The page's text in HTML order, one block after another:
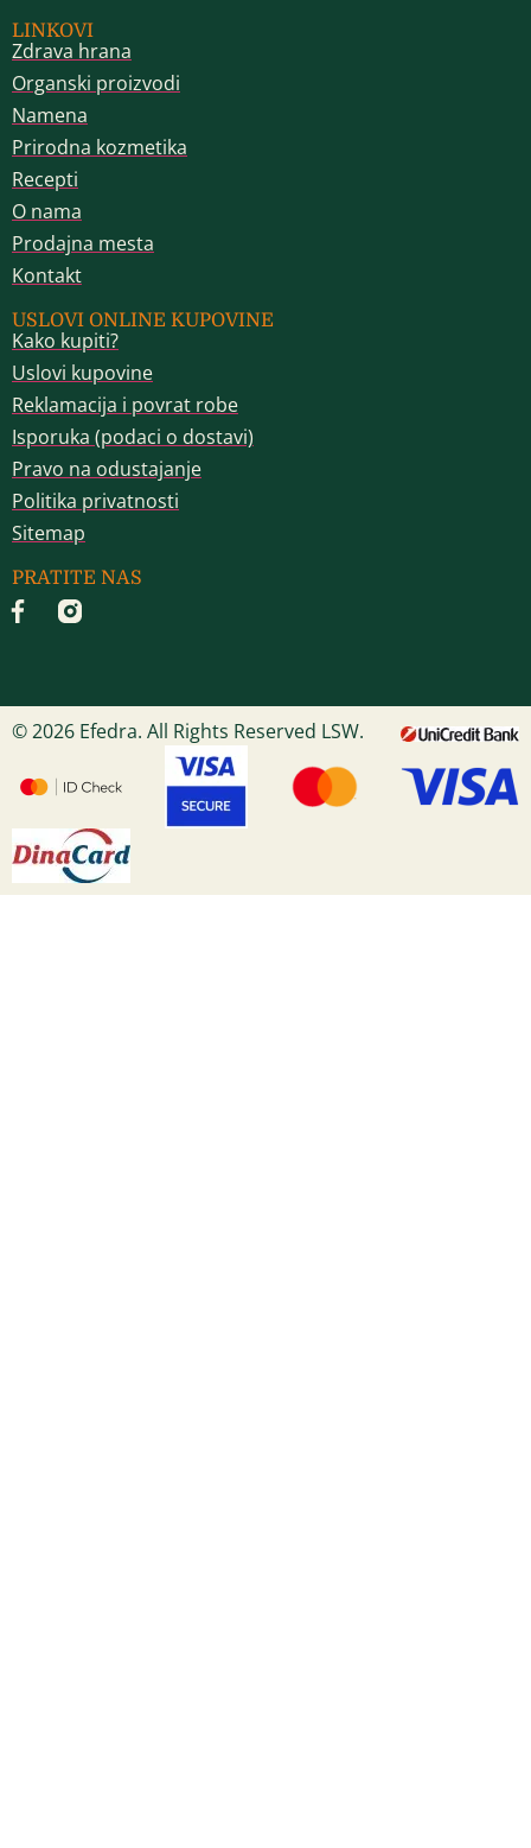
LINKOVI
Zdrava hrana
Organski proizvodi
Namena
Prirodna kozmetika
Recepti
O nama
Prodajna mesta
Kontakt
USLOVI ONLINE KUPOVINE
Kako kupiti?
Uslovi kupovine
Reklamacija i povrat robe
Isporuka (podaci o dostavi)
Pravo na odustajanje
Politika privatnosti
Sitemap
PRATITE NAS
© 2026 Efedra. All Rights Reserved LSW.